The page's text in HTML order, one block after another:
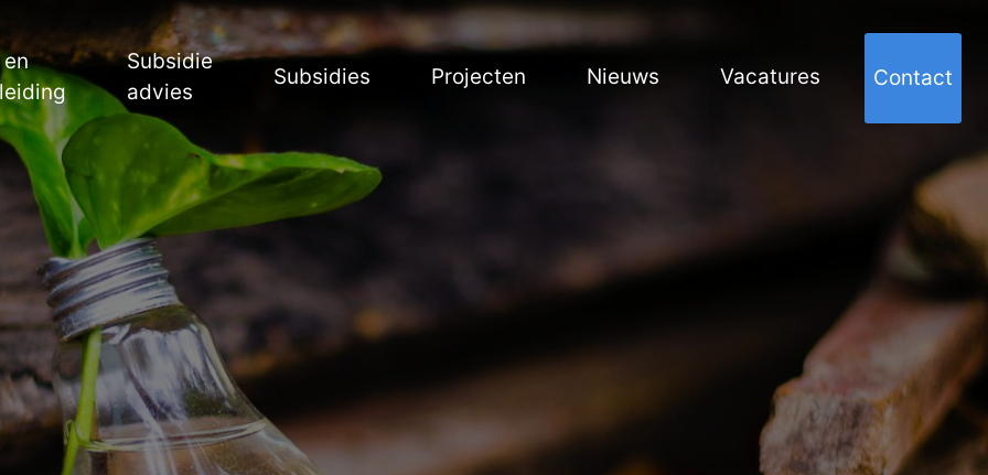
Subsidie
advies
Subsidies Projecten Nieuws Vacatures Contact